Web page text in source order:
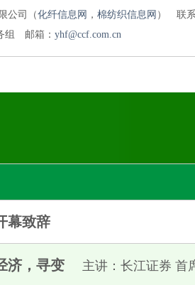
公司（化纤信息网 ， 棉纺织信息网 ）
联
组
邮箱： yhf@ccf.com.cn
幕致辞
济，寻变 主讲：长江证券 首
江苏）有限公司
昂化学品
环保科技有限公司